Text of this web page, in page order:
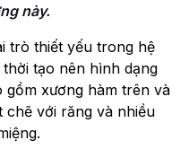
này.
trò thiết yếu trong hệ
tạo nên hình dạng
gồm xương hàm trên và
chẽ với răng và nhiều